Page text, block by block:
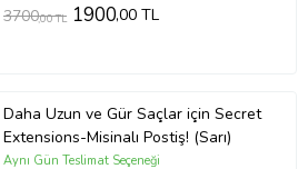
3700,00 TL 1900,00 TL
Daha Uzun ve Gür Saçlar için Secret
Extensions-Misinalı Postiş! (Sarı)
Aynı Gün Teslimat Seçeneği